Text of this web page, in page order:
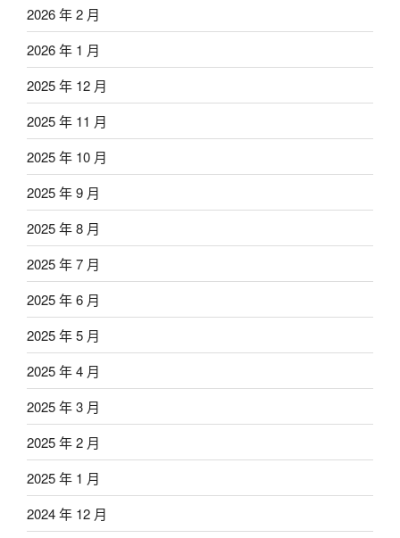
2026 年 2 月
2026 年 1 月
2025 年 12 月
2025 年 11 月
2025 年 10 月
2025 年 9 月
2025 年 8 月
2025 年 7 月
2025 年 6 月
2025 年 5 月
2025 年 4 月
2025 年 3 月
2025 年 2 月
2025 年 1 月
2024 年 12 月